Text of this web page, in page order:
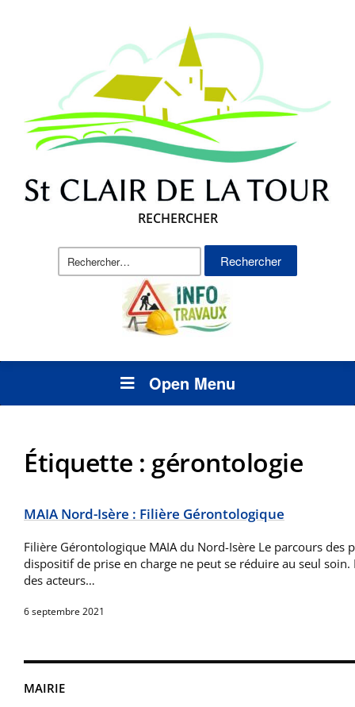
RECHERCHER
Rechercher :
Open Menu
MAIRIE
Étiquette : gérontologie
MAIA Nord-Isère : Filière Gérontologique
Filière Gérontologique MAIA du Nord-Isère Le parcours des
dispositif de prise en charge ne peut se réduire au seul soin.
des ­acteurs…
6 septembre 2021